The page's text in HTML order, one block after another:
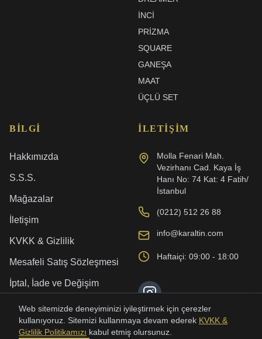
İNCI
PRIZMA
SQUARE
GANEŞA
MAAT
ÜÇLÜ SET
BILGI
Hakkımızda
S.S.S.
Mağazalar
İletişim
KVKK & Gizlilik
Mesafeli Satış Sözleşmesi
İptal, İade ve Değişim
Kargo ve Teslimat
İLETIŞIM
Molla Fenari Mah.
Vezirhanı Cad. Kaya İş
Hanı No: 74 Kat: 4 Fatih/
İstanbul
(0212) 512 26 88
info@karaltin.com
Haftaiçi: 09:00 - 18:00
Web sitemizde deneyiminizi iyileştirmek için çerezler
kullanıyoruz. Sitemizi kullanmaya devam ederek KVKK &
Gizlilik Politikamızı kabul etmiş olursunuz.